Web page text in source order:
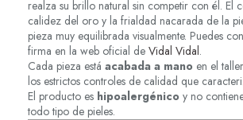
realza su brillo natural sin competir con él. El
calidez del oro y la frialdad nacarada de la
pieza muy equilibrada visualmente. Puedes
firma en la web oficial de Vidal Vidal.
Cada pieza está acabada a mano en el
los estrictos controles de calidad que
El producto es hipoalergénico y no
todo tipo de pieles.